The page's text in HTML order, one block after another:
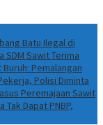
Batu Ilegal di
SDM Sawit Terima
Pemalangan
Polisi Diminta
Peremajaan Sawit
Dapat PNBP,